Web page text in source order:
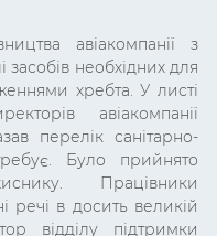
авіакомпанії з
необхідних для
хребта. У листі
авіакомпанії
перелік санітарно-
Було прийнято
Працівники
речі в досить великій
відділу підтримки